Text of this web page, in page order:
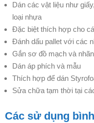
Dán các vật liệu như
loại nhựa
Đặc biệt thích hợp cho
Đánh dấu pallet với các
Gắn sơ đồ mạch và nhãn
Dán áp phích và mẫu
Thích hợp để dán
Sửa chữa tạm thời tại
Các sử dụng